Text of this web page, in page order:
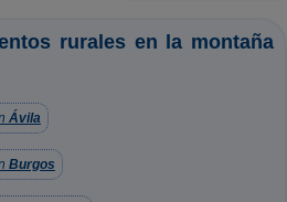
rurales en la montaña
Ávila
Burgos